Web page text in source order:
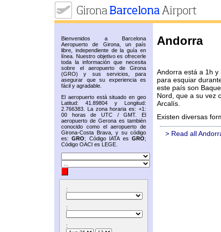
Bienvenidos a Barcelona
Aeropuerto de Girona, un país
libre, independiente de la guía en
línea. Nuestro objetivo es ofrecerle
toda la información que necesita
sobre el aeropuerto de Girona
(GRO) y sus servicios, para
asegurar que su experiencia es
fácil y agradable.
El aeropuerto está situado en geo
Latitud: 41.89804 y Longitud:
2.766383. La zona horaria es: +1:
00 horas de UTC / GMT. El
aeropuerto de Gerona es también
conocido como el aeropuerto de
Girona-Costa Brava, y su código
es:GRO; Código IATA esGRO;
Código OACI es LEGE.
:
:
:
Andorra
Andorra está a 1h
para esquiar
este país son
Nord, que a su vez
Arcalís.
Existen diversas
> Read all